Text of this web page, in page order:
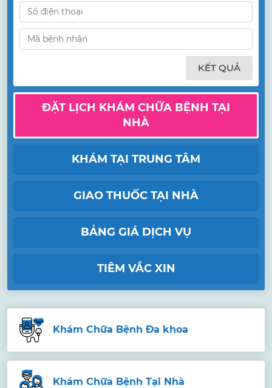
KẾT QUẢ
ĐẶT LỊCH KHÁM CHỮA BỆNH TẠI
NHÀ
KHÁM TẠI TRUNG TÂM
GIAO THUỐC TẠI NHÀ
BẢNG GIÁ DỊCH VỤ
TIÊM VẮC XIN
Khám Chữa Bệnh Đa khoa
Khám Chữa Bệnh Tại Nhà